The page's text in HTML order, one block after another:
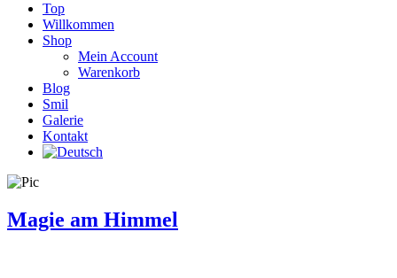
Top
Willkommen
Shop
Mein Account
Warenkorb
Blog
Smil
Galerie
Kontakt
Magie am Himmel